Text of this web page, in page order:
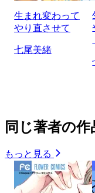
生まれ変わって
やり直させて
七尾美緒
同じ著者の作
もっと見る